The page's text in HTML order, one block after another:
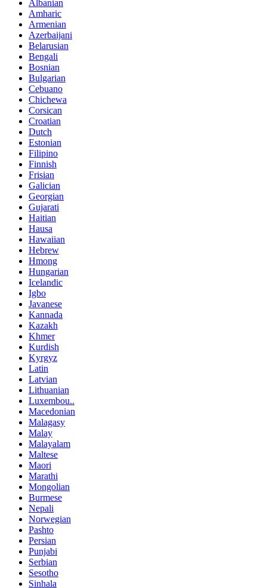
Albanian
Amharic
Armenian
Azerbaijani
Belarusian
Bengali
Bosnian
Bulgarian
Cebuano
Chichewa
Corsican
Croatian
Dutch
Estonian
Filipino
Finnish
Frisian
Galician
Georgian
Gujarati
Haitian
Hausa
Hawaiian
Hebrew
Hmong
Hungarian
Icelandic
Igbo
Javanese
Kannada
Kazakh
Khmer
Kurdish
Kyrgyz
Latin
Latvian
Lithuanian
Luxembou..
Macedonian
Malagasy
Malay
Malayalam
Maltese
Maori
Marathi
Mongolian
Burmese
Nepali
Norwegian
Pashto
Persian
Punjabi
Serbian
Sesotho
Sinhala